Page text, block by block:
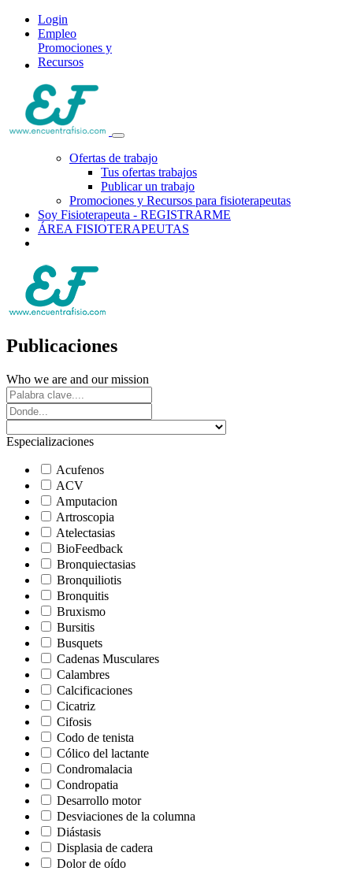
Login
Empleo
Promociones y
Recursos
Ofertas de trabajo
Tus ofertas trabajos
Publicar un trabajo
Promociones y Recursos para fisioterapeutas
Soy Fisioterapeuta - REGISTRARME
ÁREA FISIOTERAPEUTAS
Publicaciones
Who we are and our mission
Especializaciones
Acufenos
ACV
Amputacion
Artroscopia
Atelectasias
BioFeedback
Bronquiectasias
Bronquiliotis
Bronquitis
Bruxismo
Bursitis
Busquets
Cadenas Musculares
Calambres
Calcificaciones
Cicatriz
Cifosis
Codo de tenista
Cólico del lactante
Condromalacia
Condropatia
Desarrollo motor
Desviaciones de la columna
Diástasis
Displasia de cadera
Dolor de oído